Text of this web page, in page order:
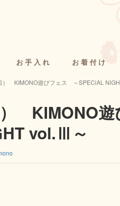
お手入れ お着付け
） KIMONO遊びフェス ～SPECiAL
） KIMONO
vol.Ⅲ～